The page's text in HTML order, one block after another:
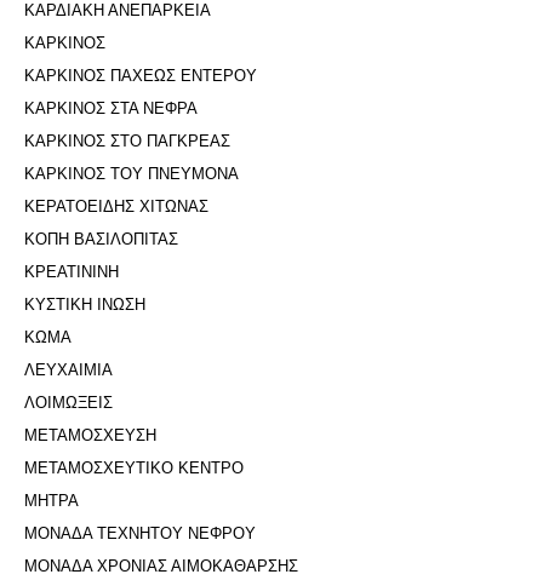
ΚΑΡΔΙΑΚΗ ΑΝΕΠΑΡΚΕΙΑ
ΚΑΡΚΙΝΟΣ
ΚΑΡΚΙΝΟΣ ΠΑΧΕΩΣ ΕΝΤΕΡΟΥ
ΚΑΡΚΙΝΟΣ ΣΤΑ ΝΕΦΡΑ
ΚΑΡΚΙΝΟΣ ΣΤΟ ΠΑΓΚΡΕΑΣ
ΚΑΡΚΙΝΟΣ ΤΟΥ ΠΝΕΥΜΟΝΑ
ΚΕΡΑΤΟΕΙΔΗΣ ΧΙΤΩΝΑΣ
ΚΟΠΗ ΒΑΣΙΛΟΠΙΤΑΣ
ΚΡΕΑΤΙΝΙΝΗ
ΚΥΣΤΙΚΗ ΙΝΩΣΗ
ΚΩΜΑ
ΛΕΥΧΑΙΜΙΑ
ΛΟΙΜΩΞΕΙΣ
ΜΕΤΑΜΟΣΧΕΥΣΗ
ΜΕΤΑΜΟΣΧΕΥΤΙΚΟ ΚΕΝΤΡΟ
ΜΗΤΡΑ
ΜΟΝΑΔΑ ΤΕΧΝΗΤΟΥ ΝΕΦΡΟΥ
ΜΟΝΑΔΑ ΧΡΟΝΙΑΣ ΑΙΜΟΚΑΘΑΡΣΗΣ